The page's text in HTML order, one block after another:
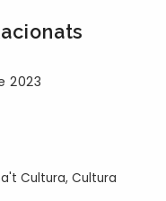
2023
Cultura, Cultura